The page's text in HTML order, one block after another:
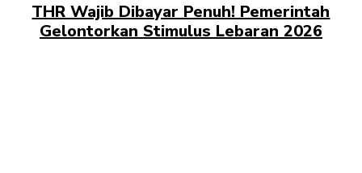
THR Wajib Dibayar Penuh! Pemerintah
Gelontorkan Stimulus Lebaran 2026